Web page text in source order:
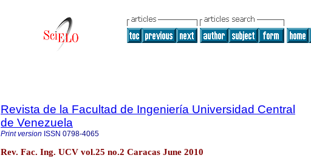
Revista de la Facultad de Ingeniería Universidad Central
de Venezuela
Print version ISSN 0798-4065
Rev. Fac. Ing. UCV vol.25 no.2 Caracas June 2010